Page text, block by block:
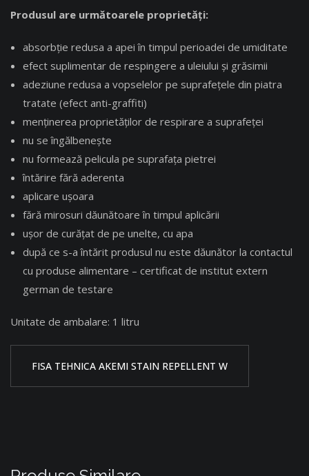
Produsul are următoarele proprietăți:
absorbție redusa a apei în timpul perioadei de umiditate
efect suplimentar de respingere a uleiului și grăsimii
adeziune redusa a vopselelor pe suprafețele din piatra
tratate (efect anti-graffiti)
menținerea proprietăților de respirare a suprafeței
nu se îngălbenește
nu formează pelicula pe suprafața pietrei
întărire fără aderenta
aplicare ușoara
fără mirosuri dăunătoare în timpul aplicării
ușor de curățat de pe unelte, cu apa
după ce s-a întărit produsul nu este dăunător la contactul
cu produse alimentare – certificat de institut extern
german de testare
Unitate de ambalare: 1 litru
FISA TEHNICA AKEMI STAIN REPELLENT W